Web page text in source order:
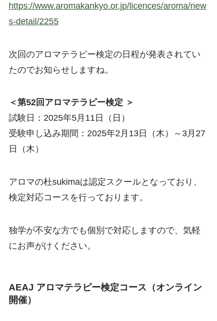
https://www.aromakankyo.or.jp/licences/aroma/new
s-detail/2255
次回のアロマテラピー検定の日程が発表されてい
たのでお知らせしますね。
＜第52回アロマテラピー検定 ＞
試験日：2025年5月11日（日）
受験申し込み期間：2025年2月13日（木）～3月27
日（木）
アロマの杜sukimaは認定スクールとなっており、
検定対応コースを行っております。
独学が不安な方でも個別で対応しますので、気軽
にお声がけください。
AEAJ アロマテラピー検定コース （オンライン
開催）